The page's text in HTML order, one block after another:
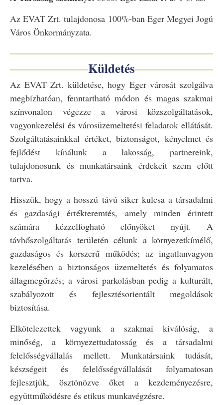
Az EVAT Zrt. tulajdonosa 100%-ban Eger Megyei Jogú
Város Önkormányzata.
Küldetés
Az EVAT Zrt. küldetése, hogy Eger városát szolgálva
megbízhatóan, fenntartható módon és magas szakmai
színvonalon végezze a városi közszolgáltatások,
vagyonkezelési és városüzemeltetési feladatok ellátását.
Szolgáltatásainkkal értéket, biztonságot, kényelmet és
fejlődést kínálunk a lakosság, partnereink,
tulajdonosunk és munkatársaink érdekeit szem előtt
tartva.
Hisszük, hogy a hosszú távú siker kulcsa a társadalmi
és gazdasági értékteremtés, amely minden érintett
számára kézzelfogható előnyöket nyújt. A
távhőszolgáltatás területén célunk a környezetkímélő,
gazdaságos és korszerű működés; az ingatlanvagyon
kezelésében a biztonságos üzemeltetés és folyamatos
állagmegőrzés; a városi parkolásban pedig a kulturált,
szabályozott és fejlesztésorientált megoldások
biztosítása.
Elkötelezettek vagyunk a szakmai kiválóság, a
minőség, a környezettudatosság és a társadalmi
felelősségvállalás mellett. Munkatársaink tudását,
készségeit és felelősségvállalását folyamatosan
fejlesztjük, ösztönözve őket a kezdeményezésre,
együttműködésre és etikus munkavégzésre.